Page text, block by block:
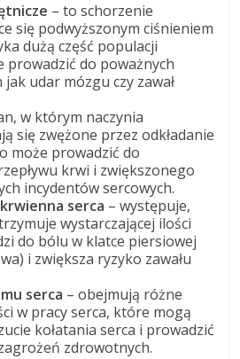
– to schorzenie
się podwyższonym ciśnieniem
dużą część populacji
prowadzić do poważnych
jak udar mózgu czy zawał
w którym naczynia
się zwężone przez odkładanie
może prowadzić do
krwi i zwiększonego
incydentów sercowych.
serca – występuje,
wystarczającej ilości
do bólu w klatce piersiowej
i zwiększa ryzyko zawału
serca – obejmują różne
w pracy serca, które mogą
kołatania serca i prowadzić
zdrowotnych.